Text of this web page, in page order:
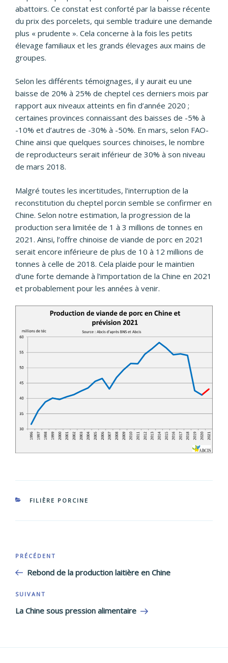
abattoirs. Ce constat est conforté par la baisse récente
du prix des porcelets, qui semble traduire une demande
plus « prudente ». Cela concerne à la fois les petits
élevage familiaux et les grands élevages aux mains de
groupes.
Selon les différents témoignages, il y aurait eu une
baisse de 20% à 25% de cheptel ces derniers mois par
rapport aux niveaux atteints en fin d’année 2020 ;
certaines provinces connaissant des baisses de -5% à
-10% et d’autres de -30% à -50%. En mars, selon FAO-
Chine ainsi que quelques sources chinoises, le nombre
de reproducteurs serait inférieur de 30% à son niveau
de mars 2018.
Malgré toutes les incertitudes, l’interruption de la
reconstitution du cheptel porcin semble se confirmer en
Chine. Selon notre estimation, la progression de la
production sera limitée de 1 à 3 millions de tonnes en
2021. Ainsi, l’offre chinoise de viande de porc en 2021
serait encore inférieure de plus de 10 à 12 millions de
tonnes à celle de 2018. Cela plaide pour le maintien
d’une forte demande à l’importation de la Chine en 2021
et probablement pour les années à venir.
CATÉGORIES
FILIÈRE PORCINE
Navigation
l’article
Article
précédent
PRÉCÉDENT
Rebond de la production laitière en Chine
Article
suivant
SUIVANT
La Chine sous pression alimentaire